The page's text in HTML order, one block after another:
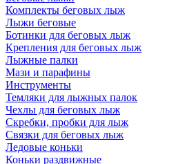
Комплекты беговых лыж
Лыжи беговые
Ботинки для беговых лыж
Крепления для беговых лыж
Лыжные палки
Мази и парафины
Инструменты
Темляки для лыжных палок
Чехлы для беговых лыж
Скребки, пробки для лыж
Связки для беговых лыж
Ледовые коньки
Коньки раздвижные